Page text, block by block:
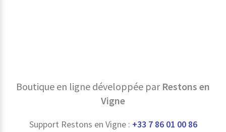
Boutique en ligne développée par Restons en
Vigne
Support Restons en Vigne : +33 7 86 01 00 86